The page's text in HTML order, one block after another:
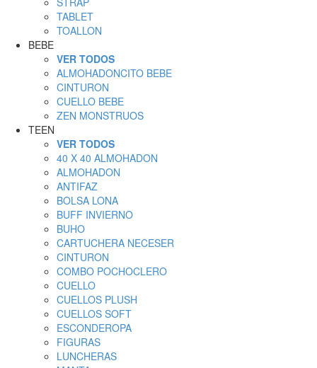
TABLET
TOALLON
BEBE
VER TODOS
ALMOHADONCITO BEBE
CINTURON
CUELLO BEBE
ZEN MONSTRUOS
TEEN
VER TODOS
40 X 40 ALMOHADON
ALMOHADON
ANTIFAZ
BOLSA LONA
BUFF INVIERNO
BUHO
CARTUCHERA NECESER
CINTURON
COMBO POCHOCLERO
CUELLO
CUELLOS PLUSH
CUELLOS SOFT
ESCONDEROPA
FIGURAS
LUNCHERAS